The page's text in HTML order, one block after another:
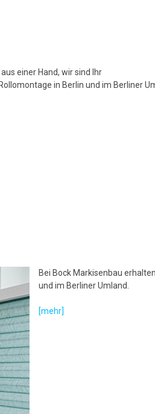
einer Hand, wir sind Ihr
in Berlin und im Berliner
Bei Bock Markisenbau
und im Berliner Umland.
[mehr]